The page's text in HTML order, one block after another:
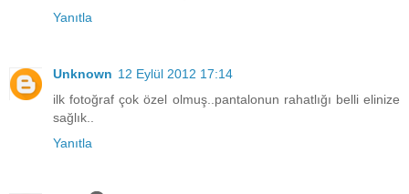
Yanıtla
Unknown 12 Eylül 2012 17:14
ilk fotoğraf çok özel olmuş..pantalonun rahatlığı belli elinize
sağlık..
Yanıtla